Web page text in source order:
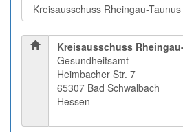
Kreisausschuss
Gesundheitsamt
Heimbacher Str. 7
65307 Bad Schwalbach
Hessen